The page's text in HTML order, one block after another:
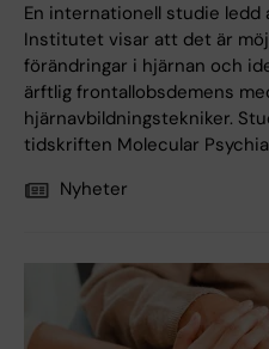
En internationell studie ledd
Institutet visar att det är
förändringar i hjärnan och
ärftlig frontallobsdemens
hjärnavbildningstekniker.
tidskriften Molecular
Nyheter